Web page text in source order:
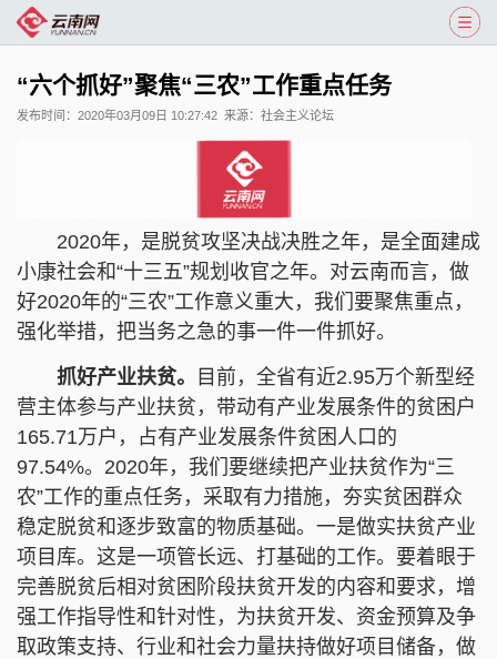
“六个抓好”聚焦“三农”工作重点任务
发布时间： 2020年03月09日 10:27:42 来源： 社会主义论坛
2020年，是脱贫攻坚决战决胜之年，是全面建成
小康社会和“十三五”规划收官之年。对云南而言，做
好2020年的“三农”工作意义重大，我们要聚焦重点，
强化举措，把当务之急的事一件一件抓好。
抓好产业扶贫。
目前，全省有近2.95万个新型经
营主体参与产业扶贫，带动有产业发展条件的贫困户
165.71万户，占有产业发展条件贫困人口的
97.54%。2020年，我们要继续把产业扶贫作为“三
农”工作的重点任务，采取有力措施，夯实贫困群众
稳定脱贫和逐步致富的物质基础。一是做实扶贫产业
项目库。这是一项管长远、打基础的工作。要着眼于
完善脱贫后相对贫困阶段扶贫开发的内容和要求，增
强工作指导性和针对性，为扶贫开发、资金预算及争
取政策支持、行业和社会力量扶持做好项目储备，做